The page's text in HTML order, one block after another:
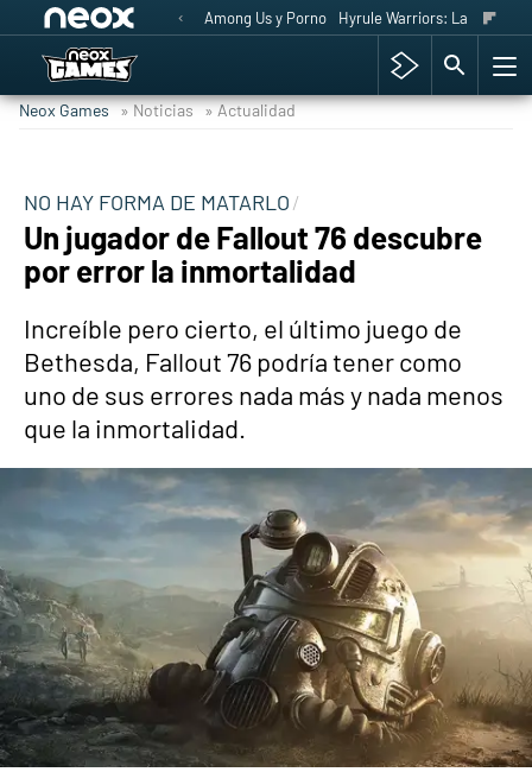
Among Us y Porno Hyrule Warriors: La Era del
Neox Games » Noticias » Actualidad
NO HAY FORMA DE MATARLO
Un jugador de Fallout 76 descubre
por error la inmortalidad
Increíble pero cierto, el último juego de
Bethesda, Fallout 76 podría tener como
uno de sus errores nada más y nada menos
que la inmortalidad.